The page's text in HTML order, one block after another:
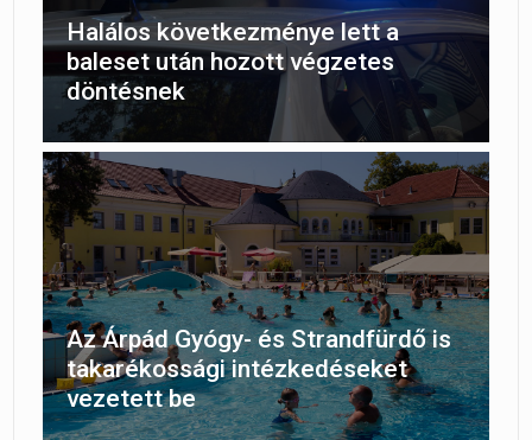
Halálos következménye lett a
baleset után hozott végzetes
döntésnek
Az Árpád Gyógy- és Strandfürdő is
takarékossági intézkedéseket
vezetett be